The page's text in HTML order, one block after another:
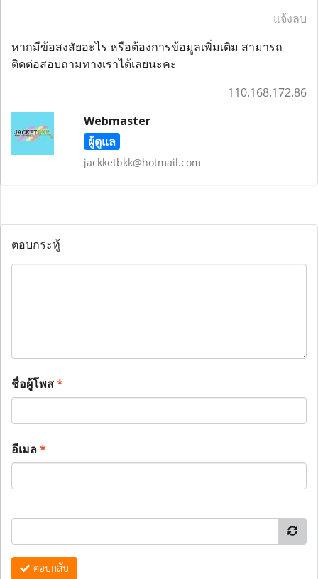
แจ้งลบ
หากมีข้อสงสัยอะไร หรือต้องการข้อมูลเพิ่มเติม สามารถ
ติดต่อสอบถามทางเราได้เลยนะคะ
110.168.172.86
Webmaster
ผู้ดูแล
jackketbkk@hotmail.com
ตอบกระทู้
ชื่อผู้โพส*
อีเมล*
ตอบกลับ